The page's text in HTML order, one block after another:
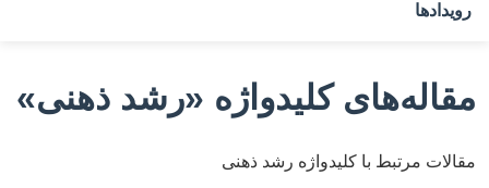
رویدادها
مقاله‌های کلیدواژه «رشد ذهنی»
مقالات مرتبط با کلیدواژه رشد ذهنی